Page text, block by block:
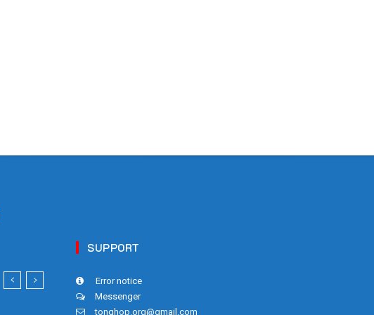
SUPPORT
Error notice
Messenger
tonghop.org@gmail.com